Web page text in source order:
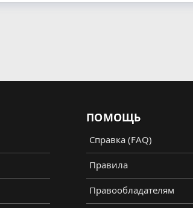
ПОМОЩЬ
Справка (FAQ)
Правила
Правообладателям